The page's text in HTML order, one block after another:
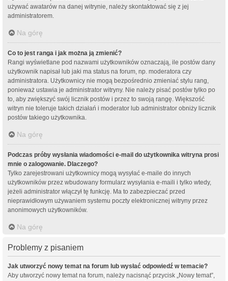
używać awatarów na danej witrynie, należy skontaktować się z jej
administratorem.
Na górę
Co to jest ranga i jak można ją zmienić?
Rangi wyświetlane pod nazwami użytkowników oznaczają, ile postów dany
użytkownik napisał lub jaki ma status na forum, np. moderatora czy
administratora. Użytkownicy nie mogą bezpośrednio zmieniać stylu rang,
ponieważ ustawia je administrator witryny. Nie należy pisać postów tylko po
to, aby zwiększyć swój licznik postów i przez to swoją rangę. Większość
witryn nie toleruje takich działań i moderator lub administrator obniży licznik
postów takiego użytkownika.
Na górę
Podczas próby wysłania wiadomości e-mail do użytkownika witryna prosi
mnie o zalogowanie. Dlaczego?
Tylko zarejestrowani użytkownicy mogą wysyłać e-maile do innych
użytkowników przez wbudowany formularz wysyłania e-maili i tylko wtedy,
jeżeli administrator włączył tę funkcję. Ma to zabezpieczać przed
nieprawidłowym używaniem systemu poczty elektronicznej witryny przez
anonimowych użytkowników.
Na górę
Problemy z pisaniem
Jak utworzyć nowy temat na forum lub wysłać odpowiedź w temacie?
Aby utworzyć nowy temat na forum, należy nacisnąć przycisk „Nowy temat”,